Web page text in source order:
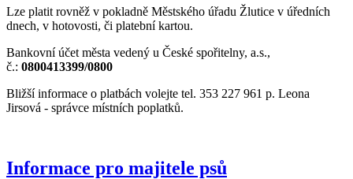
Lze platit rovněž v pokladně Městského úřadu Žlutice v úředních
dnech, v hotovosti, či platební kartou.
Bankovní účet města vedený u České spořitelny, a.s.,
č.: 0800413399/0800
Bližší informace o platbách volejte tel. 353 227 961 p. Leona
Jirsová - správce místních poplatků.
Informace pro majitele psů